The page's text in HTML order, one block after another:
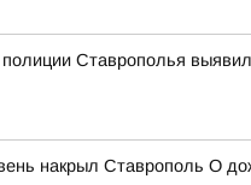
Ставрополья
накрыл Ставрополь О